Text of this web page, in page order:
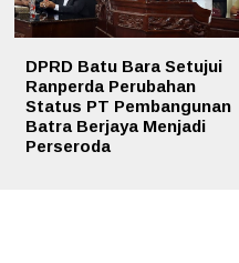
DPRD Batu Bara Setujui
Ranperda Perubahan
Status PT Pembangunan
Batra Berjaya Menjadi
Perseroda